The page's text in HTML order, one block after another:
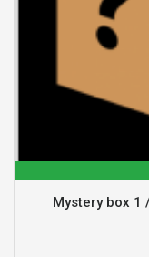
Mystery box